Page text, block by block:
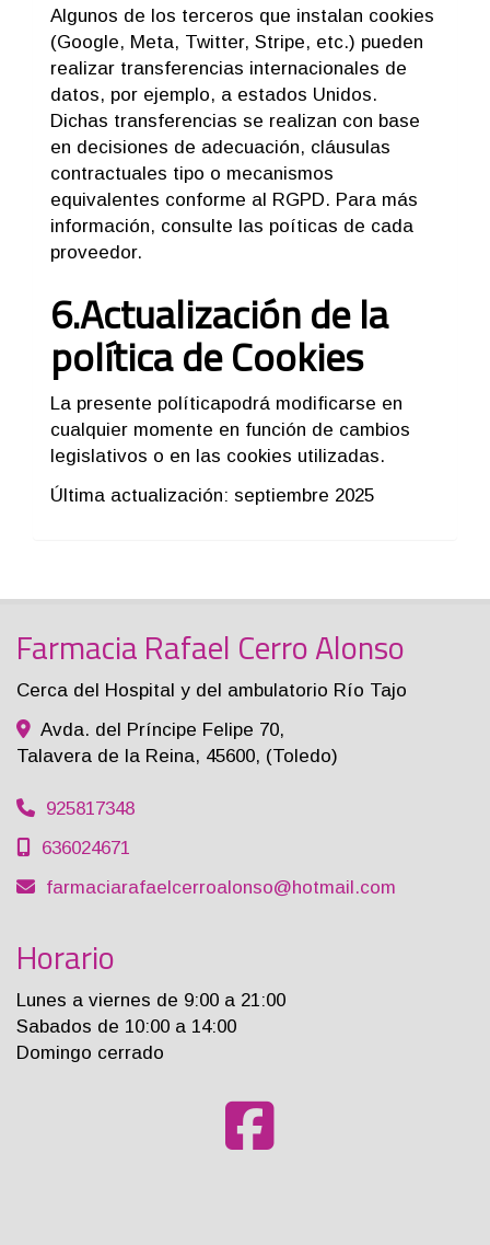
Algunos de los terceros que instalan cookies
(Google, Meta, Twitter, Stripe, etc.) pueden
realizar transferencias internacionales de
datos, por ejemplo, a estados Unidos.
Dichas transferencias se realizan con base
en decisiones de adecuación, cláusulas
contractuales tipo o mecanismos
equivalentes conforme al RGPD. Para más
información, consulte las poíticas de cada
proveedor.
6.Actualización de la
política de Cookies
La presente políticapodrá modificarse en
cualquier momente en función de cambios
legislativos o en las cookies utilizadas.
Última actualización: septiembre 2025
Farmacia Rafael Cerro Alonso
Cerca del Hospital y del ambulatorio Río Tajo
Avda. del Príncipe Felipe 70,
Talavera de la Reina, 45600, (Toledo)
925817348
636024671
farmaciarafaelcerroalonso
hotmail.com
Horario
Lunes a viernes de 9:00 a 21:00
Sabados de 10:00 a 14:00
Domingo cerrado